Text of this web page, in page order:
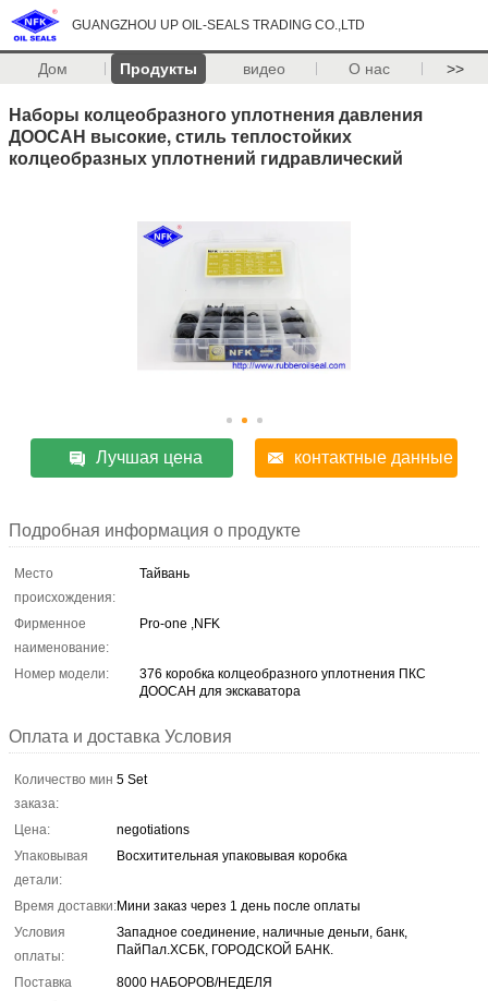
GUANGZHOU UP OIL-SEALS TRADING CO.,LTD
Дом Продукты видео О нас >>
Наборы колцеобразного уплотнения давления
ДООСАН высокие, стиль теплостойких
колцеобразных уплотнений гидравлический
Лучшая цена контактные данные
Подробная информация о продукте
Место
происхождения:
Тайвань
Фирменное
наименование:
Pro-one ,NFK
Номер модели:
376 коробка колцеобразного уплотнения ПКС
ДООСАН для экскаватора
Оплата и доставка Условия
Количество мин
заказа:
5 Set
Цена:
negotiations
Упаковывая
детали:
Восхитительная упаковывая коробка
Время доставки:Мини заказ через 1 день после оплаты
Условия
оплаты:
Западное соединение, наличные деньги, банк,
ПайПал.ХСБК, ГОРОДСКОЙ БАНК.
Поставка
8000 НАБОРОВ/НЕДЕЛЯ